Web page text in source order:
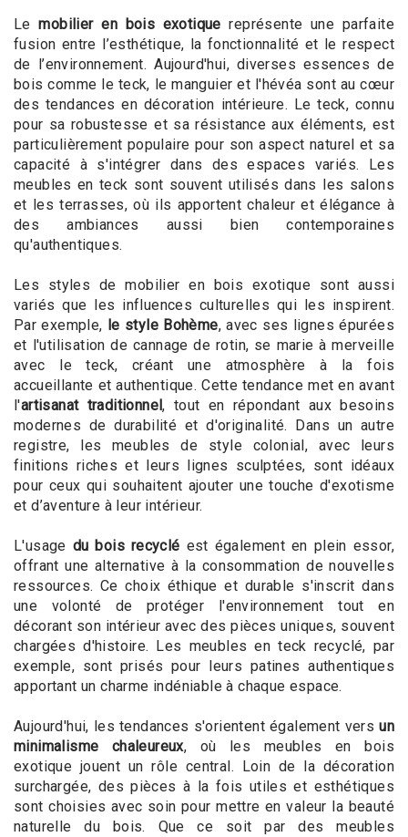
Lemobilier en bois exotique représente une parfaite
fusion entre l’esthétique, la fonctionnalité et le respect
de l’environnement. Aujourd'hui, diverses essences de
bois comme le teck, le manguier et l'hévéa sont au cœur
des tendances en décoration intérieure. Le teck, connu
pour sa robustesse et sa résistance aux éléments, est
particulièrement populaire pour son aspect naturel et sa
capacité à s'intégrer dans des espaces variés. Les
meubles en teck sont souvent utilisés dans les salons
et les terrasses, où ils apportent chaleur et élégance à
des ambiances aussi bien contemporaines
qu'authentiques.
Les styles de mobilier en bois exotique sont aussi
variés que les influences culturelles qui les inspirent.
Par exemple, le style Bohème, avec ses lignes épurées
et l'utilisation de cannage de rotin, se marie à merveille
avec le teck, créant une atmosphère à la fois
accueillante et authentique. Cette tendance met en avant
l'artisanat traditionnel, tout en répondant aux besoins
modernes de durabilité et d'originalité. Dans un autre
registre, les meubles de style colonial, avec leurs
finitions riches et leurs lignes sculptées, sont idéaux
pour ceux qui souhaitent ajouter une touche d'exotisme
et d’aventure à leur intérieur.
L'usage du bois recyclé est également en plein essor,
offrant une alternative à la consommation de nouvelles
ressources. Ce choix éthique et durable s'inscrit dans
une volonté de protéger l'environnement tout en
décorant son intérieur avec des pièces uniques, souvent
chargées d'histoire. Les meubles en teck recyclé, par
exemple, sont prisés pour leurs patines authentiques
apportant un charme indéniable à chaque espace.
Aujourd'hui, les tendances s'orientent également versun
minimalisme chaleureux, où les meubles en bois
exotique jouent un rôle central. Loin de la décoration
surchargée, des pièces à la fois utiles et esthétiques
sont choisies avec soin pour mettre en valeur la beauté
naturelle du bois. Que ce soit par des meubles